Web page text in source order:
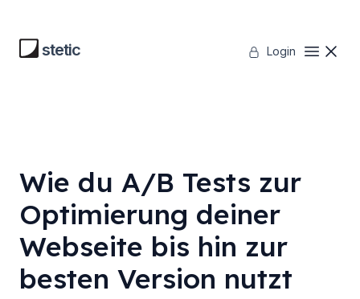
content
stetic Login
Wie du A/B Tests zur
Optimierung deiner
Webseite bis hin zur
besten Version nutzt